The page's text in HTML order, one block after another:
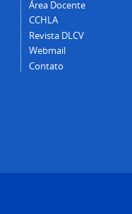
Área Docente
CCHLA
Revista DLCV
Webmail
Contato